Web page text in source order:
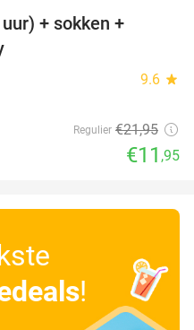
+ sokken +
9.6 star
Regulier €21,95
€11 ,95
!